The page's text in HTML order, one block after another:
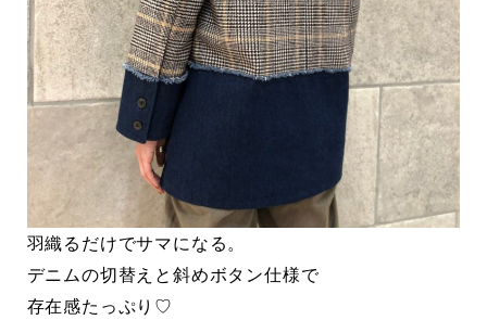
羽織るだけでサマになる。
デニムの切替えと斜めボタン仕様で
存在感たっぷり♡